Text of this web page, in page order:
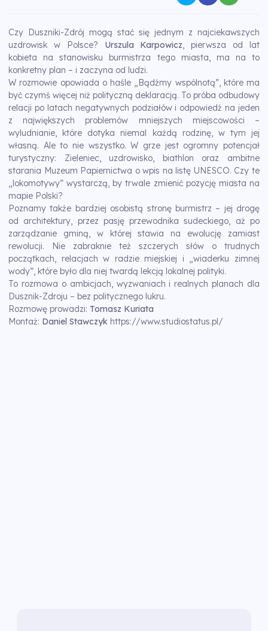
Czy Duszniki-Zdrój mogą stać się jednym z najciekawszych
uzdrowisk w Polsce? Urszula Karpowicz, pierwsza od lat
kobieta na stanowisku burmistrza tego miasta, ma na to
konkretny plan – i zaczyna od ludzi.
W rozmowie opowiada o haśle „Bądźmy wspólnotą”, które ma
być czymś więcej niż polityczną deklaracją. To próba odbudowy
relacji po latach negatywnych podziałów i odpowiedź na jeden
z największych problemów mniejszych miejscowości –
wyludnianie, które dotyka niemal każdą rodzinę, w tym jej
własną. Ale to nie wszystko. W grze jest ogromny potencjał
turystyczny: Zieleniec, uzdrowisko, biathlon oraz ambitne
starania Muzeum Papiernictwa o wpis na listę UNESCO. Czy te
„lokomotywy” wystarczą, by trwale zmienić pozycję miasta na
mapie Polski?
Poznamy także bardziej osobistą stronę burmistrz – jej drogę
od architektury, przez pasję przewodnika sudeckiego, aż po
zarządzanie gminą, w której stawia na ewolucję zamiast
rewolucji. Nie zabraknie też szczerych słów o trudnych
początkach, relacjach w radzie miejskiej i „wiaderku zimnej
wody”, które było dla niej twardą lekcją lokalnej polityki.
To rozmowa o ambicjach, wyzwaniach i realnych planach dla
Dusznik-Zdroju – bez politycznego lukru.
Rozmowę prowadzi: Tomasz Kuriata
Montaż: Daniel Stawczyk https://www.studiostatus.pl/